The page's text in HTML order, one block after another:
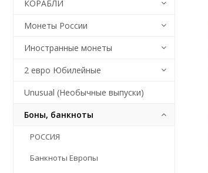
КОРАБЛИ
Монеты России
Иностранные монеты
2 евро Юбилейные
Unusual (Необычные выпуски)
Боны, банкноты
РОССИЯ
Банкноты Европы